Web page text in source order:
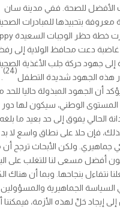
الأفضل للصحة. ففي مدينة سان
بتحبيذها للمبادرات
خطة حظر الوجبات السعيدة
دعت محافظ الولاية إلى
إلى جهود حركة جلب الأغذية
هذه الجهود شديدة التطفل
(24)
أن الجهود المبذولة حاليا
المستوى الوطني، سيكون لها دور
الحالي يفوق إلى حد بعيد ما
فإن حلا على نطاق واسع لا
جماهيري. ولكن الأبحاث ترجح
أفضل مسعى لنا للتغلب على
نتفاءل بنجاحها. وبما أن هناك
السياسة الجماهيرية والمسؤولين
إيجاد حَلِّ لهذه الأزمة، فيمكننا